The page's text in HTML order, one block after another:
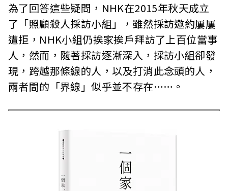
為了回答這些疑問，NHK在2015年秋天成立
了「照顧殺人採訪小組」，雖然採訪邀約屢屢
遭拒，NHK小組仍挨家挨戶拜訪了上百位當事
人，然而，隨著採訪逐漸深入，採訪小組卻發
現，跨越那條線的人，以及打消此念頭的人，
兩者間的「界線」似乎並不存在……。